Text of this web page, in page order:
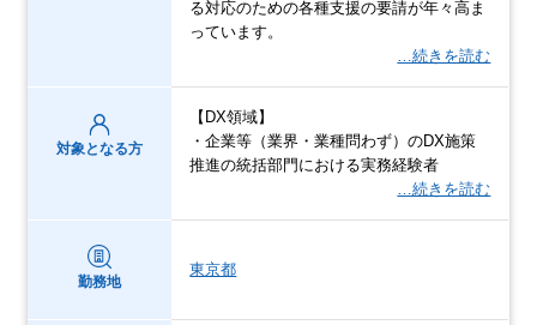
る対応のための各種支援の要請が年々高ま
っています。
…続きを読む
対象となる方
【DX領域】
・企業等（業界・業種問わず）のDX施策
推進の統括部門における実務経験者
…続きを読む
勤務地
東京都